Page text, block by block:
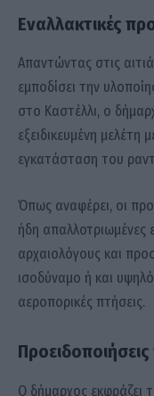
Εναλλακτικές
Απαντώντας στις
εμποδίσει την
στο Καστέλλι, ο
εξειδικευμένη μελέτη
εγκατάσταση του
Όπως αναφέρει, οι
ήδη απαλλοτριωμένες
αρχαιολόγους και
ισοδύναμο ή και
αεροπορικές πτήσεις.
Ο δήμαρχος εκφράζει